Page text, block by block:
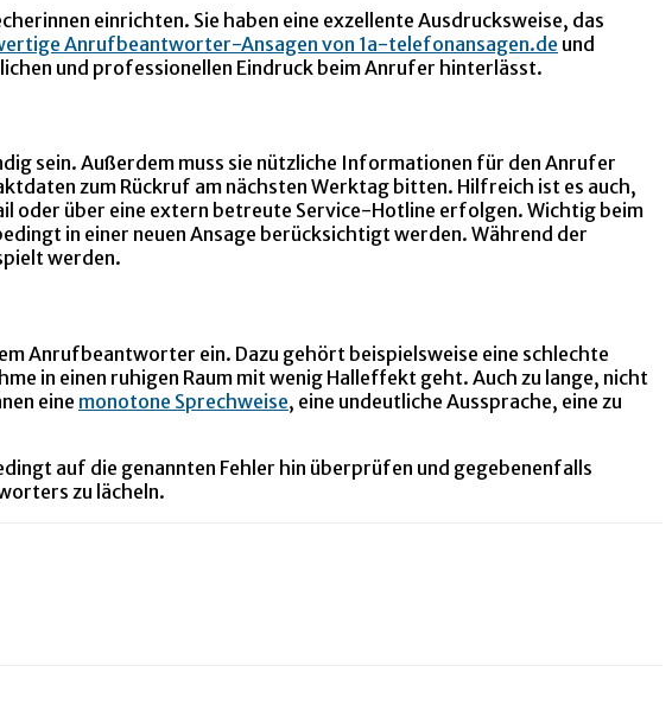
einrichten. Sie haben eine exzellente Ausdrucksweise, das
Anrufbeantworter-Ansagen von 1a-telefonansagen.de und
und professionellen Eindruck beim Anrufer hinterlässt.
sein. Außerdem muss sie nützliche Informationen für den Anrufer
zum Rückruf am nächsten Werktag bitten. Hilfreich ist es auch,
oder über eine extern betreute Service-Hotline erfolgen. Wichtig beim
in einer neuen Ansage berücksichtigt werden. Während der
werden.
Anrufbeantworter ein. Dazu gehört beispielsweise eine schlechte
in einen ruhigen Raum mit wenig Halleffekt geht. Auch zu lange, nicht
eine monotone Sprechweise, eine undeutliche Aussprache, eine zu
auf die genannten Fehler hin überprüfen und gegebenenfalls
zu lächeln.